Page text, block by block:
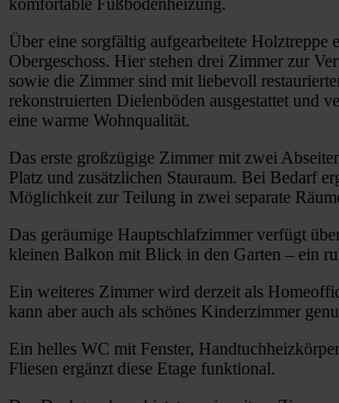
Über eine sorgfältig aufgearbeitete Holztreppe
Obergeschoss. Hier stehen drei Zimmer zur
sowie die Zimmer sind mit liebevoll
rekonstruierten Dielenböden ausgestattet und
eine warme Wohnqualität.
Das erste großzügige Zimmer mit zwei
Platz und zusätzlichen Stauraum. Bei Bedarf
Möglichkeit zur Teilung in zwei separate
Das geräumige Hauptschlafzimmer verfügt
kleinen Balkon mit Blick in den Garten – ein
Ein weiteres Zimmer wird derzeit als
kann aber auch als schönes Kinderzimmer
Ein helles WC mit Fenster,
Fliesen ergänzt diese Etage funktional.